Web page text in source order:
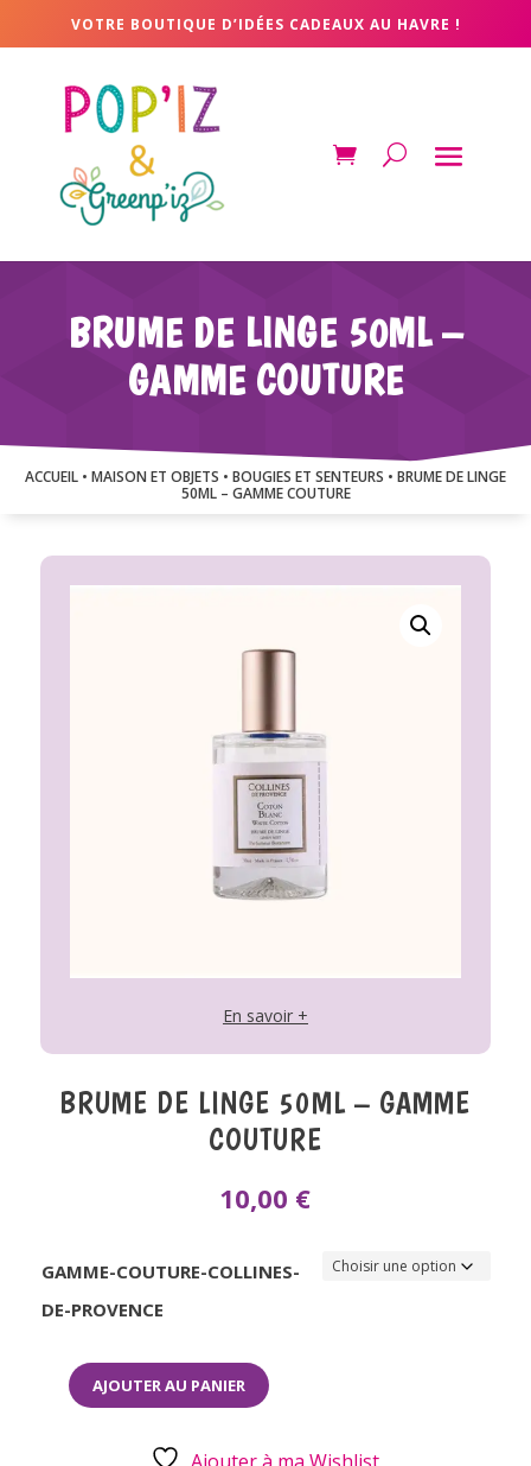
VOTRE BOUTIQUE D’IDÉES CADEAUX AU HAVRE !
BRUME DE LINGE 50ML –
GAMME COUTURE
ACCUEIL • MAISON ET OBJETS • BOUGIES ET SENTEURS • BRUME DE LINGE
50ML – GAMME COUTURE
En savoir +
BRUME DE LINGE 50ML – GAMME
COUTURE
10,00 €
GAMME-COUTURE-COLLINES-
DE-PROVENCE
QUANTITÉAJOUTER AU PANIER